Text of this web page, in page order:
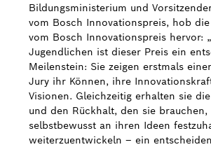
Bildungsministerium und
vom Bosch Innovationspreis, hob
vom Bosch Innovationspreis hervor:
Jugendlichen ist dieser Preis ein
Meilenstein: Sie zeigen erstmals
Jury ihr Können, ihre
Visionen. Gleichzeitig erhalten sie
und den Rückhalt, den sie brauchen,
selbstbewusst an ihren Ideen
weiterzuentwickeln – ein